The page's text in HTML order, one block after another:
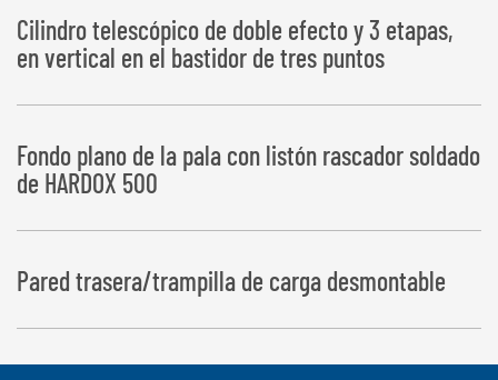
Cilindro telescópico de doble efecto y 3 etapas,
en vertical en el bastidor de tres puntos
Fondo plano de la pala con listón rascador soldado
de HARDOX 500
Pared trasera/trampilla de carga desmontable